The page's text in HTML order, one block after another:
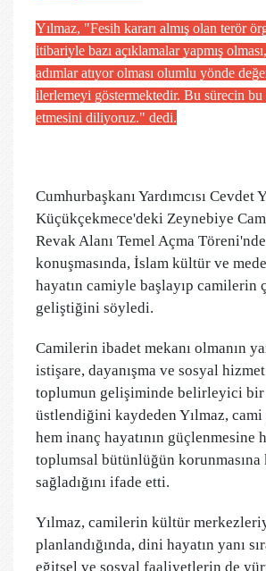
Yılmaz, "Fesih kararı almış olan terör
itibariyle bazı açıklamalar yapmış
adımlar atıyor olması olumlu yönde
ilerlemeyi göstermektedir. Bu sürecin bu
etmesini diliyoruz." dedi.
Cumhurbaşkanı Yardımcısı Cevdet
Küçükçekmece'deki Zeynebiye
Revak Alanı Temel Açma
konuşmasında, İslam kültür ve
hayatın camiyle başlayıp camilerin
geliştiğini söyledi.
Camilerin ibadet mekanı olmanın
istişare, dayanışma ve sosyal
toplumun gelişiminde belirleyici
üstlendiğini kaydeden Yılmaz, cami
hem inanç hayatının güçlenmesine
toplumsal bütünlüğün korunmasına
sağladığını ifade etti.
Yılmaz, camilerin kültür
planlandığında, dini hayatın yanı
eğitsel ve sosyal faaliyetlerin de